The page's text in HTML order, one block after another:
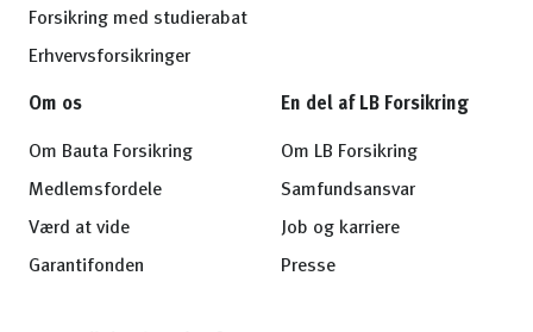
Forsikring med studierabat
Erhvervsforsikringer
Om os
Om Bauta Forsikring
Medlemsfordele
Værd at vide
Garantifonden
En del af LB Forsikring
Om LB Forsikring
Samfundsansvar
Job og karriere
Presse